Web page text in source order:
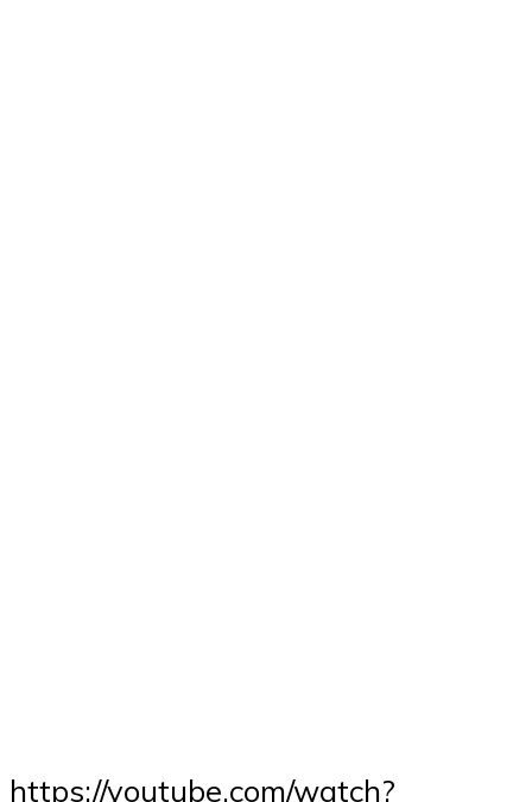
https://youtube.com/watch?